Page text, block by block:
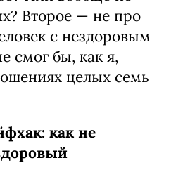
Второе — не про
с нездоровым
смог бы, как я,
целых семь
как не